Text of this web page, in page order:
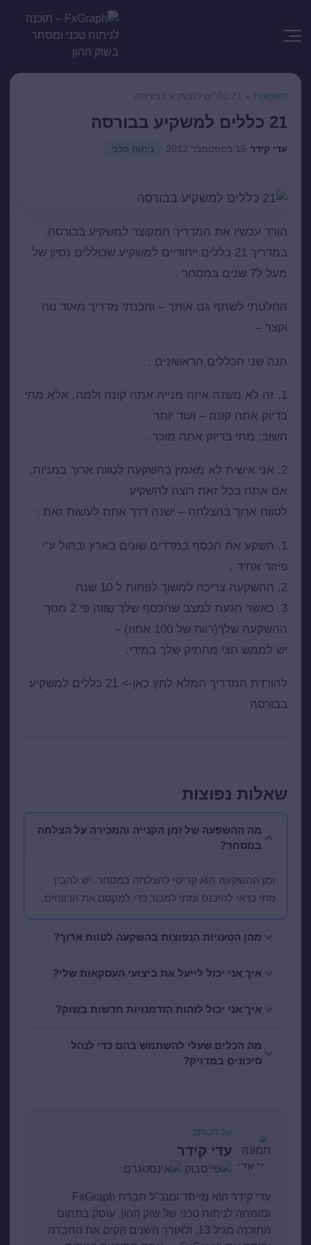
השקעות » 21 כללים למשקיע בבורסה
21 כללים למשקיע בבורסה
עדי קידר 15 בספטמבר 2012 ניתוח טכני
הורד עכשיו את המדריך המקוצר למשקיע בבורסה.
במדריך 21 כללים ייחודיים למשקיע שכוללים נסיון של
מעל ל7 שנים במסחר .
החלטתי לשתף גם אותך – והכנתי מדריך מאוד נוח
וקצר –
הנה שני הכללים הראשונים :
1. זה לא משנה איזה מנייה אתה קונה ולמה, אלא מתי
בדיוק אתה קונה – ועוד יותר
חשוב: מתי בדיוק אתה מוכר .
2. אני אישית לא מאמין בהשקעה לטווח ארוך במניות,
אם אתה בכל זאת רוצה להשקיע
לטווח ארוך בהצלחה – ישנה דרך אחת לעשות זאת :
1. השקע את הכסף במדדים שונים בארץ ובחול ע"י
פיזור אחיד .
2. ההשקעה צריכה למשוך לפחות ל 10 שנה
3. כאשר הגעת למצב שהכסף שלך שווה פי 2 מסך
ההשקעה שלך(רווח של 100 אחוז) –
יש לממש חצי מהתיק שלך במידי.
להורדת המדריך המלא לחץ כאן->
21 כללים למשקיע
בבורסה
שאלות נפוצות
מה ההשפעה של זמן הקנייה והמכירה על הצלחה
במסחר?
זמן ההשקעה הוא קריטי להצלחה במסחר. יש להבין
מתי כדאי להיכנס ומתי למכור כדי למקסם את הרווחים.
מהן הטעויות הנפוצות בהשקעה לטווח ארוך?
איך אני יכול לייעל את ביצועי העסקאות שלי?
איך אני יכול לזהות הזדמנויות חדשות בשוק?
מה הכלים שעלי להשתמש בהם כדי לנהל
סיכונים במדויק?
על הכותב
עדי קידר
עדי קידר הוא מייסד ומנכ"ל חברת FxGraph
ומומחה לניתוח טכני של שוק ההון. עוסק בתחום
התוכנה מגיל 13, ולאורך השנים הקים את החברה